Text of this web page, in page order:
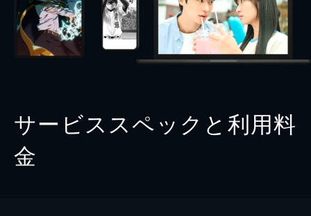
サービススペックと利用料
金